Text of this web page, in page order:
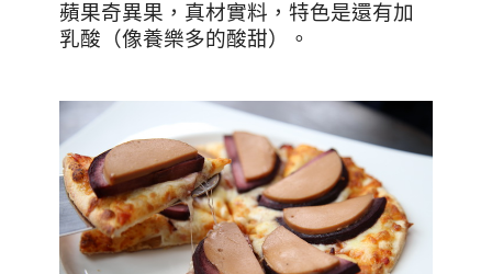
蘋果奇異果，真材實料，特色是還有加
乳酸（像養樂多的酸甜）。